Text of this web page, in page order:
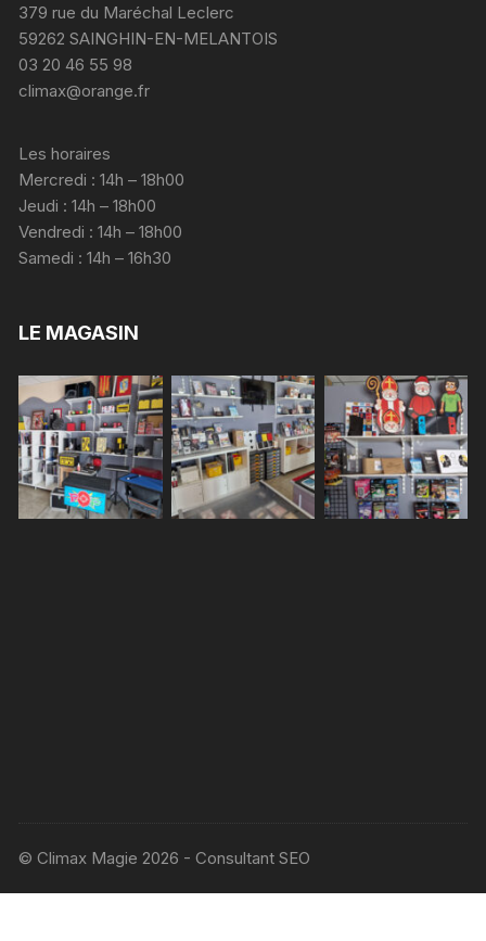
379 rue du Maréchal Leclerc
59262 SAINGHIN-EN-MELANTOIS
03 20 46 55 98
climax@orange.fr
Les horaires
Mercredi : 14h – 18h00
Jeudi : 14h – 18h00
Vendredi : 14h – 18h00
Samedi : 14h – 16h30
LE MAGASIN
© Climax Magie 2026 - Consultant SEO